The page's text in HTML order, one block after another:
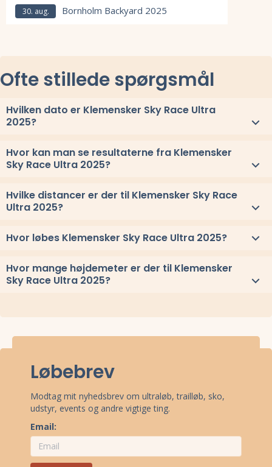
30. aug. Bornholm Backyard 2025
Ofte stillede spørgsmål
Hvilken dato er Klemensker Sky Race Ultra
2025?
Klemensker Sky Race Ultra 2025 løbes lørdag 14. juni 2025.
Hvor kan man se resultaterne fra Klemensker
Sky Race Ultra 2025?
Se link til resultaterne eller se alle vindere herover.
Hvilke distancer er der til Klemensker Sky Race
Ultra 2025?
Til Klemensker Sky Race Ultra 2025 løbes distancerne og 100 km
Hvor løbes Klemensker Sky Race Ultra 2025?
Klemensker Sky Race Ultra 2025 løbes ved Klemensker,
Bornholm.
Stævnepladsen har adressen Fabriksvej 30, 3782 Klemensker.
Se
Hvor mange højdemeter er der til Klemensker
Sky Race Ultra 2025?
100 km: 10000 m
arrangørerne eller fra offentlige Strava-uploads fra deltagere.
Løbebrev
Modtag mit nyhedsbrev om ultraløb, trailløb, sko,
udstyr, events og andre vigtige ting.
Email: